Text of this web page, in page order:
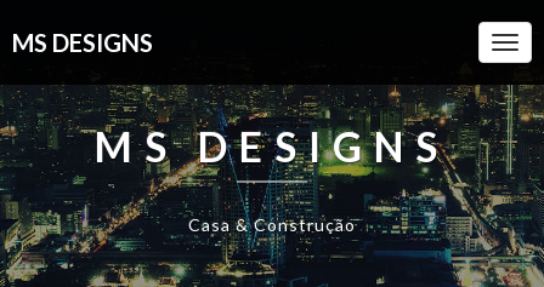
MS DESIGNS
MS DESIGNS
Casa & Construção